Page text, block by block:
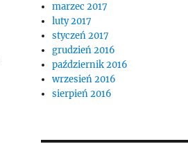
marzec 2017
luty 2017
styczeń 2017
grudzień 2016
październik 2016
wrzesień 2016
sierpień 2016